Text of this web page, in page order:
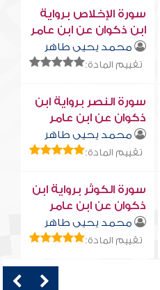
سورة الإخلاص برواية
ابن ذكوان عن ابن عامر
محمد يحيى طاهر
تقييم المادة:
سورة النصر برواية ابن
ذكوان عن ابن عامر
محمد يحيى طاهر
تقييم المادة:
سورة الكوثر برواية ابن
ذكوان عن ابن عامر
محمد يحيى طاهر
تقييم المادة: